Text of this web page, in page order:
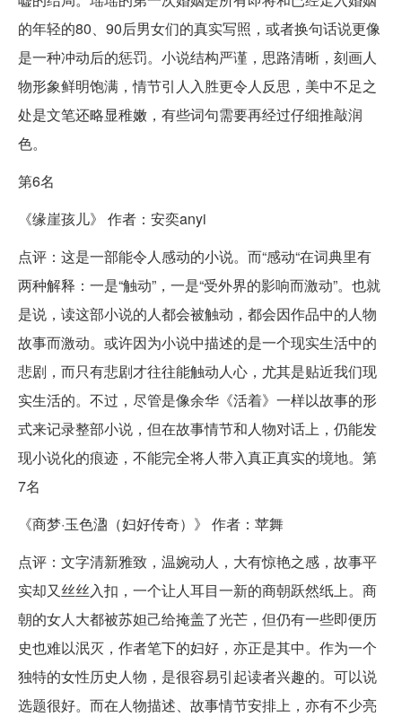
的年轻的80、90后男女们的真实写照，或者换句话说更像
是一种冲动后的惩罚。小说结构严谨，思路清晰，刻画人
物形象鲜明饱满，情节引人入胜更令人反思，美中不足之
处是文笔还略显稚嫩，有些词句需要再经过仔细推敲润
色。
第6名
《缘崖孩儿》 作者：安奕anyi
点评：这是一部能令人感动的小说。而“感动“在词典里有
两种解释：一是“触动”，一是“受外界的影响而激动”。也就
是说，读这部小说的人都会被触动，都会因作品中的人物
故事而激动。或许因为小说中描述的是一个现实生活中的
悲剧，而只有悲剧才往往能触动人心，尤其是贴近我们现
实生活的。不过，尽管是像余华《活着》一样以故事的形
式来记录整部小说，但在故事情节和人物对话上，仍能发
现小说化的痕迹，不能完全将人带入真正真实的境地。第
7名
《商梦·玉色溋（妇好传奇）》 作者：苹舞
点评：文字清新雅致，温婉动人，大有惊艳之感，故事平
实却又丝丝入扣，一个让人耳目一新的商朝跃然纸上。商
朝的女人大都被苏妲己给掩盖了光芒，但仍有一些即便历
史也难以泯灭，作者笔下的妇好，亦正是其中。作为一个
独特的女性历史人物，是很容易引起读者兴趣的。可以说
选题很好。而在人物描述、故事情节安排上，亦有不少亮